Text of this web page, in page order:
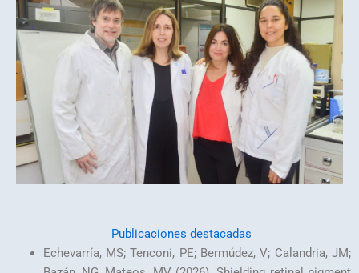
Publicaciones destacadas
Echevarría, MS; Tenconi, PE; Bermúdez, V; Calandria, JM;